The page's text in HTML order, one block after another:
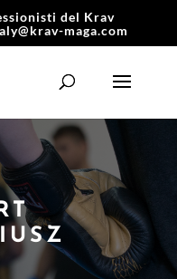
del Krav
maga.com